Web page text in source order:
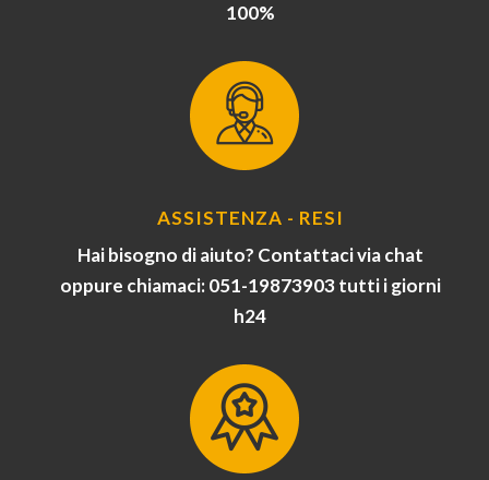
100%
ASSISTENZA - RESI
Hai bisogno di aiuto? Contattaci via chat
oppure chiamaci: 051-19873903 tutti i giorni
h24